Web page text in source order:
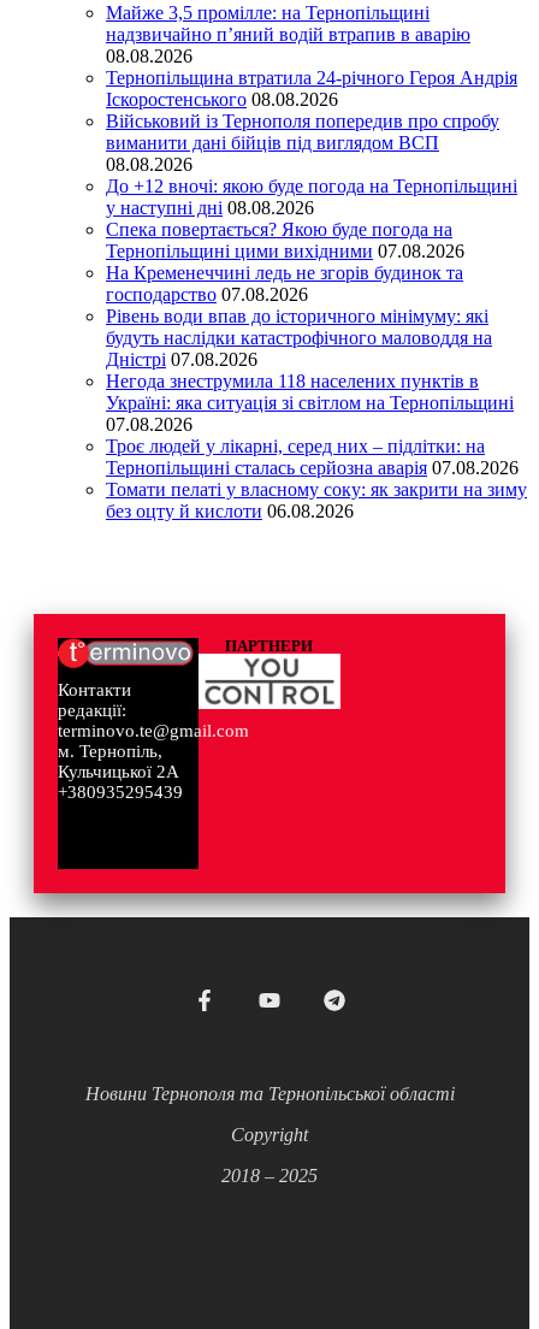
Майже 3,5 промілле: на Тернопільщині
надзвичайно п’яний водій втрапив в аварію
08.08.2026
Тернопільщина втратила 24-річного Героя Андрія
Іскоростенського 08.08.2026
Військовий із Тернополя попередив про спробу
виманити дані бійців під виглядом ВСП
08.08.2026
До +12 вночі: якою буде погода на Тернопільщині
у наступні дні 08.08.2026
Спека повертається? Якою буде погода на
Тернопільщині цими вихідними 07.08.2026
На Кременеччині ледь не згорів будинок та
господарство 07.08.2026
Рівень води впав до історичного мінімуму: які
будуть наслідки катастрофічного маловоддя на
Дністрі 07.08.2026
Негода знеструмила 118 населених пунктів в
Україні: яка ситуація зі світлом на Тернопільщині
07.08.2026
Троє людей у лікарні, серед них – підлітки: на
Тернопільщині сталась серйозна аварія 07.08.2026
Томати пелаті у власному соку: як закрити на зиму
без оцту й кислоти 06.08.2026
Контакти
редакції:
terminovo.te@gmail.com
м. Тернопіль,
Кульчицької 2А
+380935295439
ПАРТНЕРИ
Новини Тернополя та Тернопільської області
Copyright
2018 – 2025